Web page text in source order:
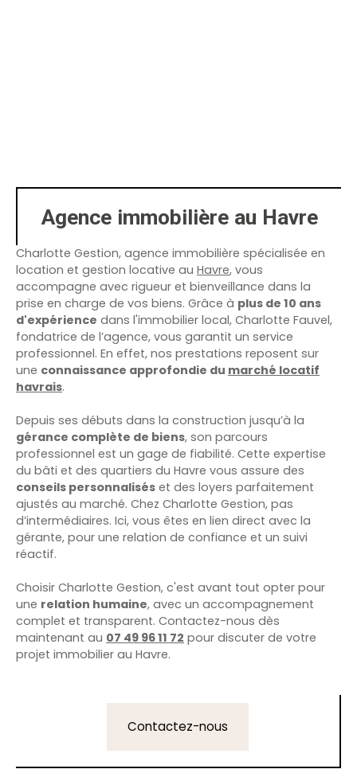
Agence immobilière au Havre
Charlotte Gestion, agence immobilière spécialisée en
location et gestion locative au Havre, vous
accompagne avec rigueur et bienveillance dans la
prise en charge de vos biens. Grâce à plus de 10 ans
d'expérience dans l'immobilier local, Charlotte Fauvel,
fondatrice de l’agence, vous garantit un service
professionnel. En effet, nos prestations reposent sur
une connaissance approfondie du marché locatif
havrais.
Depuis ses débuts dans la construction jusqu’à la
gérance complète de biens, son parcours
professionnel est un gage de fiabilité. Cette expertise
du bâti et des quartiers du Havre vous assure des
conseils personnalisés et des loyers parfaitement
ajustés au marché. Chez Charlotte Gestion, pas
d’intermédiaires. Ici, vous êtes en lien direct avec la
gérante, pour une relation de confiance et un suivi
réactif.
Choisir Charlotte Gestion, c'est avant tout opter pour
une relation humaine, avec un accompagnement
complet et transparent. Contactez-nous dès
maintenant au 07 49 96 11 72 pour discuter de votre
projet immobilier au Havre.
Contactez-nous